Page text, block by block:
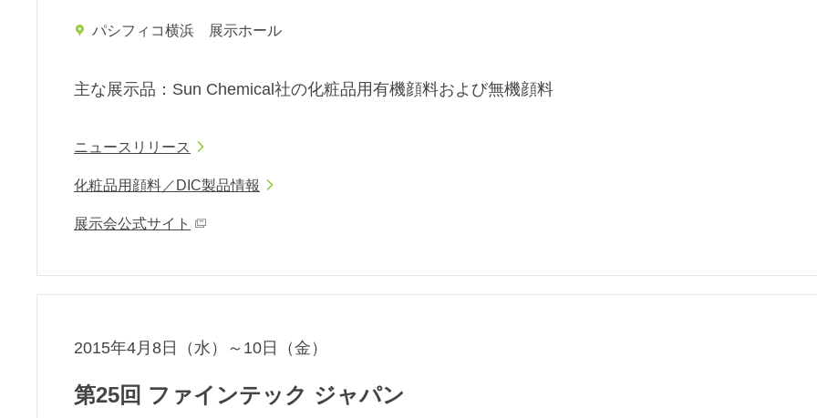
パシフィコ横浜 展示ホール
主な展⽰品：Sun Chemical社の化粧品用有機顔料および無機顔料
ニュースリリース
化粧品用顔料／DIC製品情報
展示会公式サイト
2015年4月8日（水）～10日（金）
第25回 ファインテック ジャパン